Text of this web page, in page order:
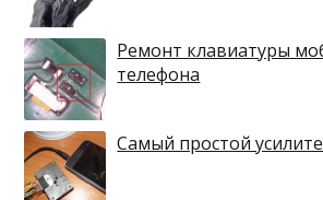
Ремонт клавиатуры
телефона
Самый простой